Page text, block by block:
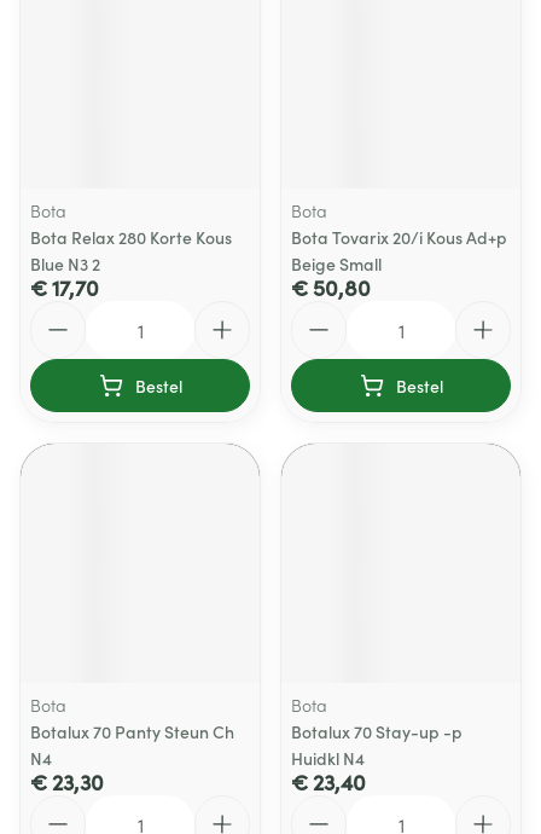
Bota
Bota Relax 280 Korte Kous
Blue N3 2
€ 17,70
Bestel
Bota
Bota Tovarix 20/i Kous Ad+p
Beige Small
€ 50,80
Bestel
Bota
Botalux 70 Panty Steun Ch
N4
€ 23,30
Bota
Botalux 70 Stay-up -p
Huidkl N4
€ 23,40